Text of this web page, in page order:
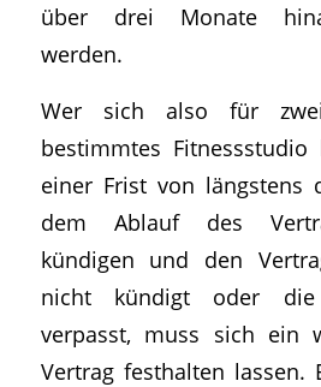
über drei Monate
werden.
Wer sich also für
bestimmtes
einer Frist von längstens
dem Ablauf des
kündigen und den
nicht kündigt oder die
verpasst, muss sich ein
Vertrag festhalten lassen.